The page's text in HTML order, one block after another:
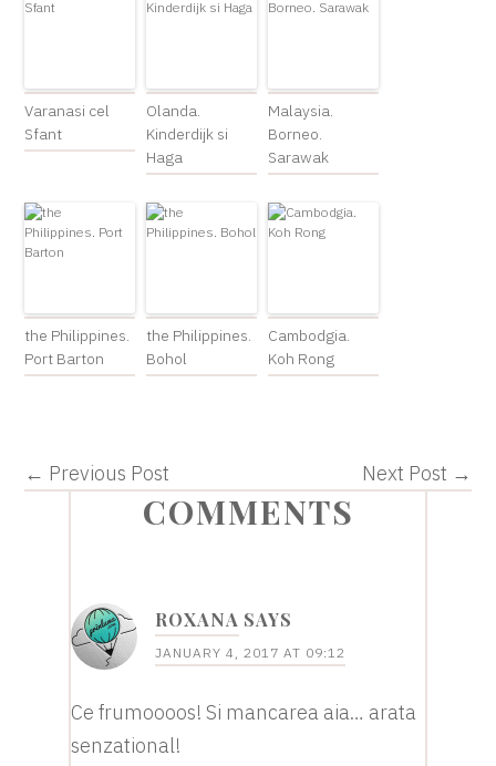
Varanasi cel
Sfant
Olanda.
Kinderdijk si
Haga
Malaysia.
Borneo.
Sarawak
the Philippines.
Port Barton
the Philippines.
Bohol
Cambodgia.
Koh Rong
← Previous Post Next Post →
READERCOMMENTS
ROXANA SAYS
JANUARY 4, 2017 AT 09:12
Ce frumoooos! Si mancarea aia… arata
senzational!